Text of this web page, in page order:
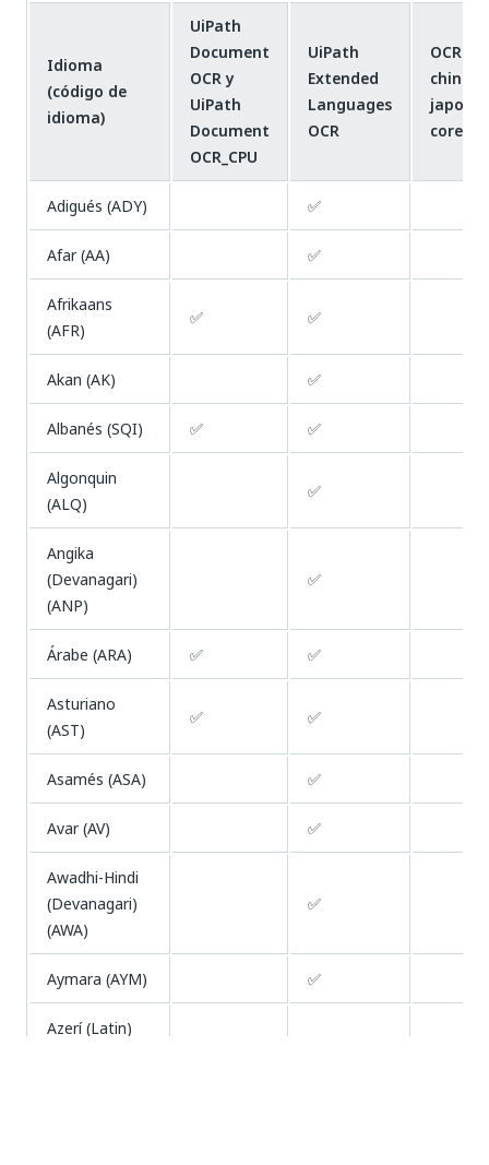
Idioma
(código de
idioma)
UiPath
Document
OCR y
UiPath
Document
OCR_CPU
UiPath
Extended
Languages
OCR
OCR
chino,
Adigués (ADY) ✅
Afar (AA) ✅
Afrikaans
(AFR)
✅ ✅
Akan (AK) ✅
Albanés (SQI) ✅ ✅
Algonquin
(ALQ)
✅
Angika
(Devanagari)
(ANP)
✅
Árabe (ARA) ✅ ✅
Asturiano
(AST)
✅ ✅
Asamés (ASA) ✅
Avar (AV) ✅
Awadhi-Hindi
(Devanagari)
(AWA)
✅
Aymara (AYM) ✅
Azerí (Latin)